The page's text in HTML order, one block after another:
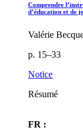
Comprendre
d’éducation et de
Valérie
p. 15–33
Notice
Résumé
FR :